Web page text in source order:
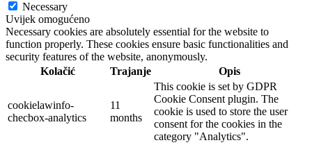
Necessary
Uvijek omogućeno
Necessary cookies are absolutely essential for the website to
function properly. These cookies ensure basic functionalities and
security features of the website, anonymously.
Kolačić
Trajanje Opis
cookielawinfo-
checbox-analytics
11
months
This cookie is set by GDPR
Cookie Consent plugin. The
cookie is used to store the user
consent for the cookies in the
category "Analytics".